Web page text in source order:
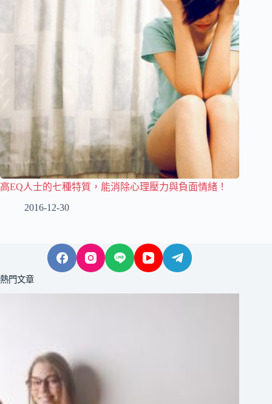
高EQ人士的七種特質，能消除心理壓力與負面情緒！
2016-12-30
熱門文章